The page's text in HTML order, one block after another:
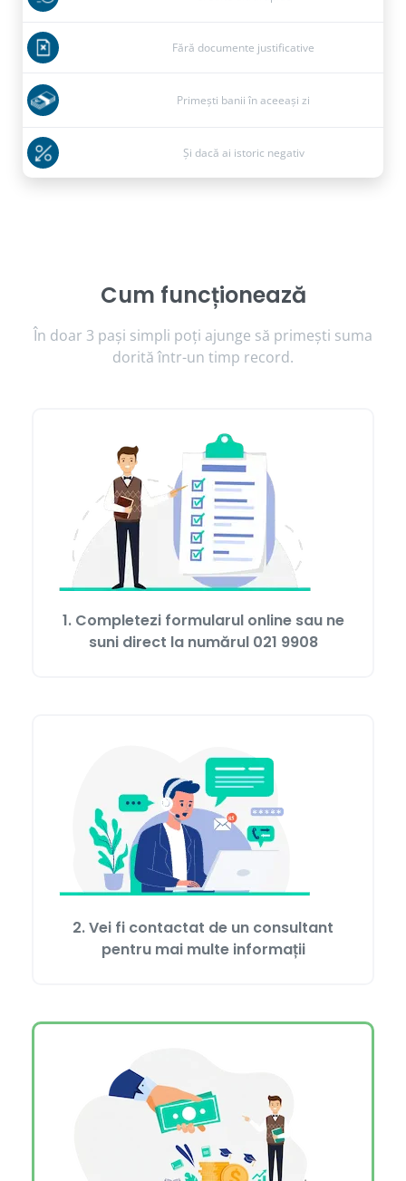
Fără documente justificative
Primești banii în aceeași zi
Și dacă ai istoric negativ
Cum funcționează
În doar 3 pași simpli poți ajunge să primești suma
dorităîntr-un timp record.
1. Completezi formularul online sau ne
suni direct la numărul 021 9908
2. Vei fi contactat de un consultant
pentru mai multe informații